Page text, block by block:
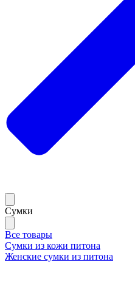
Сумки
Все товары
Сумки из кожи питона
Женские сумки из питона